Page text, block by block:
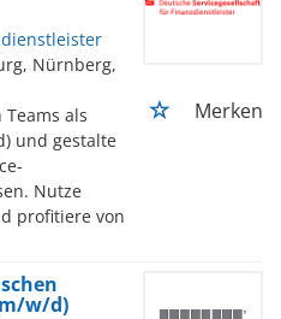
Nürnberg,
als
und gestalte
Nutze
profitiere von
Merken
w/d)